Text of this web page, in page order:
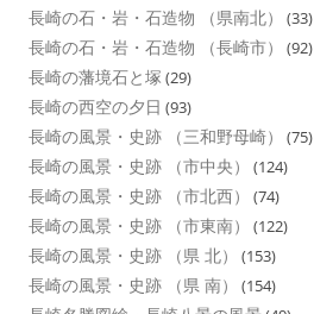
長崎の石・岩・石造物 （県南北） (33)
長崎の石・岩・石造物 （長崎市） (92)
長崎の藩境石と塚 (29)
長崎の西空の夕日 (93)
長崎の風景・史跡 （三和野母崎） (75)
長崎の風景・史跡 （市中央） (124)
長崎の風景・史跡 （市北西） (74)
長崎の風景・史跡 （市東南） (122)
長崎の風景・史跡 （県 北） (153)
長崎の風景・史跡 （県 南） (154)